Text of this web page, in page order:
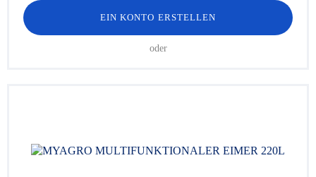
EIN KONTO ERSTELLEN
oder